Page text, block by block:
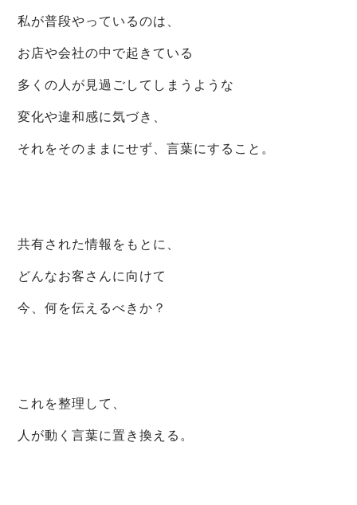
私が普段やっているのは、
お店や会社の中で起きている
多くの人が見過ごしてしまうような
変化や違和感に気づき、
それをそのままにせず、言葉にすること。
共有された情報をもとに、
どんなお客さんに向けて
今、何を伝えるべきか？
これを整理して、
人が動く言葉に置き換える。